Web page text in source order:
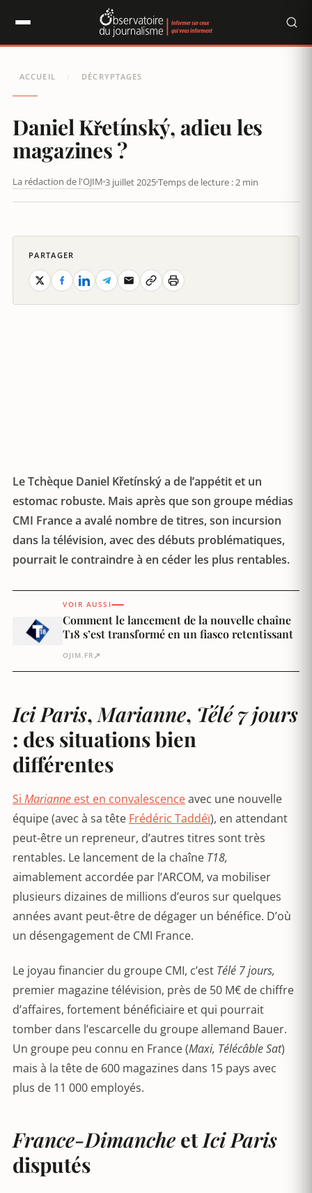
ACCUEIL / DÉCRYPTAGES
Daniel Křetínský, adieu les
magazines ?
La rédaction de l'OJIM 3 juillet 2025Temps de lecture : 2 min
Le Tchèque Daniel Křetínský a de l’appétit et un
estomac robuste. Mais après que son groupe médias
CMI France a avalé nombre de titres, son incursion
dans la télévision, avec des débuts problématiques,
pourrait le contraindre à en céder les plus rentables.
VOIR AUSSI
Comment le lancement de la nouvelle chaîne
T18 s’est transformé en un fiasco retentissant
OJIM.FR ↗
Ici Paris, Marianne, Télé 7 jours
: des situations bien
différentes
Si Marianne est en convalescenceavec une nouvelle
équipe (avec à sa tête Frédéric Taddéï), en attendant
peut-être un repreneur, d’autres titres sont très
rentables. Le lancement de la chaîne T18,
aimablement accordée par l’ARCOM, va mobiliser
plusieurs dizaines de millions d’euros sur quelques
années avant peut-être de dégager un bénéfice. D’où
un désengagement de CMI France.
Le joyau financier du groupe CMI, c’est Télé 7 jours,
premier magazine télévision, près de 50 M€ de chiffre
d’affaires, fortement bénéficiaire et qui pourrait
tomber dans l’escarcelle du groupe allemand Bauer.
Un groupe peu connu en France (Maxi, Télécâble Sat)
mais à la tête de 600 magazines dans 15 pays avec
plus de 11 000 employés.
France-Dimanche etIci Paris
disputés
PARTAGER
Panneau de gestion des cookies